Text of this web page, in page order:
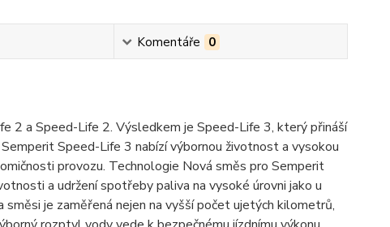
Komentáře 0
2 a Speed-Life 2. Výsledkem je Speed-Life 3, který přináší
Speed-Life 3 nabízí výbornou životnost a vysokou
provozu. Technologie Nová směs pro Semperit
a udržení spotřeby paliva na vysoké úrovni jako u
je zaměřená nejen na vyšší počet ujetých kilometrů,